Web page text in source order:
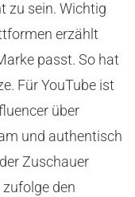
zu sein. Wichtig
erzählt
passt. So hat
Für YouTube ist
über
und authentisch
Zuschauer
den